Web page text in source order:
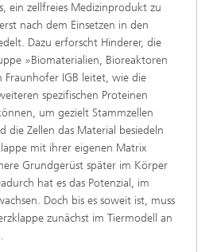
ein zellfreies Medizinprodukt zu
nach dem Einsetzen in den
Dazu erforscht Hinderer, die
»Biomaterialien, Bioreaktoren
Fraunhofer IGB leitet, wie die
spezifischen Proteinen
um gezielt Stammzellen
die Zellen das Material besiedeln
mit ihrer eigenen Matrix
Grundgerüst später im Körper
hat es das Potenzial, im
Doch bis es soweit ist, muss
zunächst im Tiermodell an